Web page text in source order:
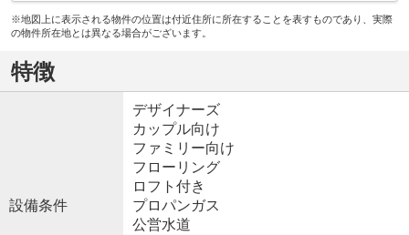
※地図上に表示される物件の位置は付近住所に所在することを表すものであり、実際
の物件所在地とは異なる場合がございます。
特徴
設備条件
デザイナーズ
カップル向け
ファミリー向け
フローリング
ロフト付き
プロパンガス
公営水道